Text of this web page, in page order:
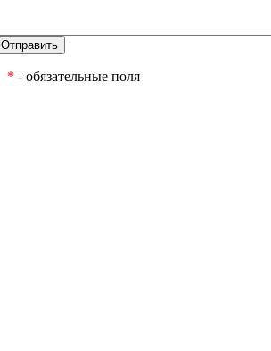
* - обязательные поля